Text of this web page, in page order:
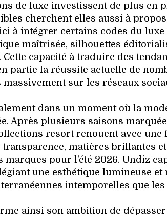
de luxe investissent de plus en
cherchent elles aussi à
à intégrer certains codes du
maîtrisée, silhouettes
capacité à traduire des
partie la réussite actuelle de
massivement sur les réseaux
dans un moment où la
Après plusieurs saisons
resort renouent avec une
matières brillantes
pour l’été 2026. Undiz
une esthétique lumineuse et
intemporelles que
ainsi son ambition de